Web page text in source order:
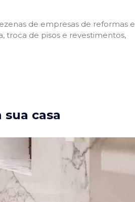
de empresas de reformas e
troca de pisos e revestimentos,
casa